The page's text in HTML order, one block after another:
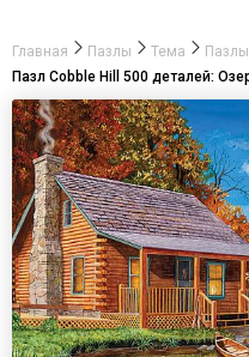
Главная Пазлы Тема
Пазл Cobble Hill 500 деталей: